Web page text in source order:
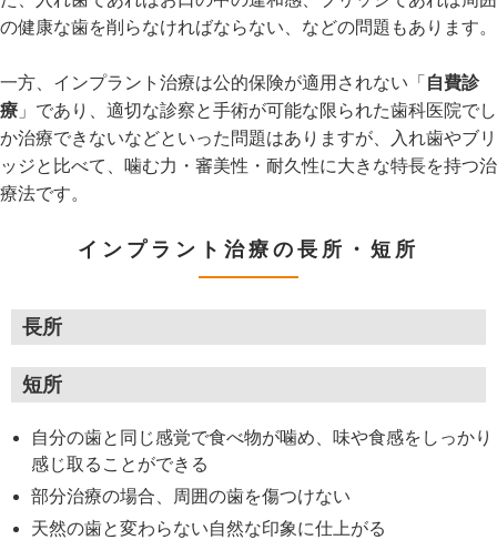
の健康な歯を削らなければならない、などの問題もあります。
一方、インプラント治療は公的保険が適用されない「 自費診
療 」であり、適切な診察と手術が可能な限られた歯科医院でし
か治療できないなどといった問題はありますが、入れ歯やブリ
ッジと比べて、噛む力・審美性・耐久性に大きな特長を持つ治
療法です。
インプラント治療の長所・短所
長所
短所
自分の歯と同じ感覚で食べ物が噛め、味や食感をしっかり
感じ取ることができる
部分治療の場合、周囲の歯を傷つけない
天然の歯と変わらない自然な印象に仕上がる